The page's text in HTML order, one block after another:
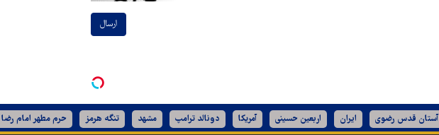
ارسال
آستان قدس رضوی ایران اربعین حسینی آمریکا دونالد ترامپ مشهد تنگه هرمز حرم مطهر امام